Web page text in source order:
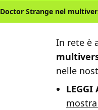
Doctor Strange nel
In rete è
nelle
LEGGI